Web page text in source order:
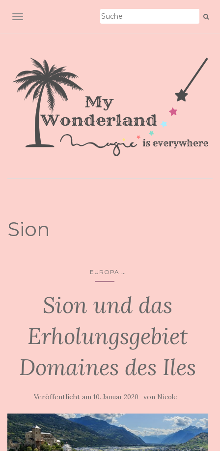
SCHALTE NAVIGATION
Sion
EUROPA ...
Sion und das
Erholungsgebiet
Domaines des Iles
Veröffentlicht am 10. Januar 2020 von Nicole